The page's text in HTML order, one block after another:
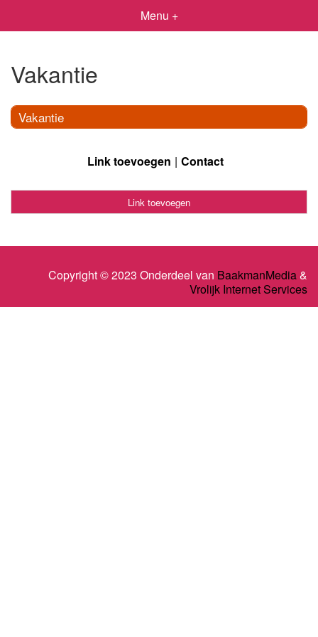
Menu +
Vakantie
Vakantie
Link toevoegen Contact
Link toevoegen
Copyright © 2023 Onderdeel van BaakmanMedia&
Vrolijk Internet Services